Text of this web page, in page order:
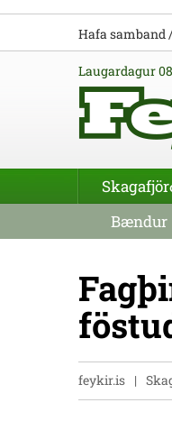
laugardagur
feykir.is
Hafa samband
Bændur